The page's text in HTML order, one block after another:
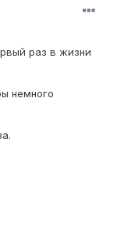
раз в жизни
немного